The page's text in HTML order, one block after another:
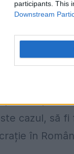
participants. This
Downstream
Bolcaș a
în aceste
de la
pe mine,
n
cazul, să
în